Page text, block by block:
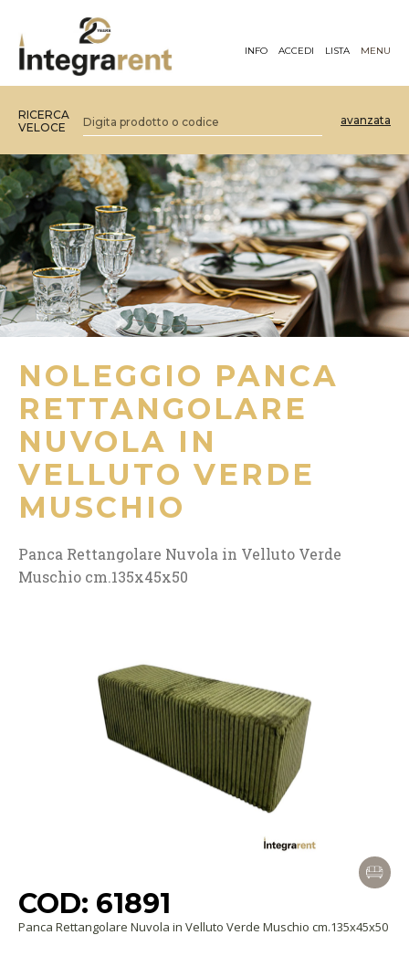
INFO ACCEDI LISTA MENU
RICERCA
VELOCE
avanzata
NOLEGGIO PANCA
RETTANGOLARE
NUVOLA IN
VELLUTO VERDE
MUSCHIO
Panca Rettangolare Nuvola in Velluto Verde
Muschio cm.135x45x50
COD: 61891
Panca Rettangolare Nuvola in Velluto Verde Muschio cm.135x45x50